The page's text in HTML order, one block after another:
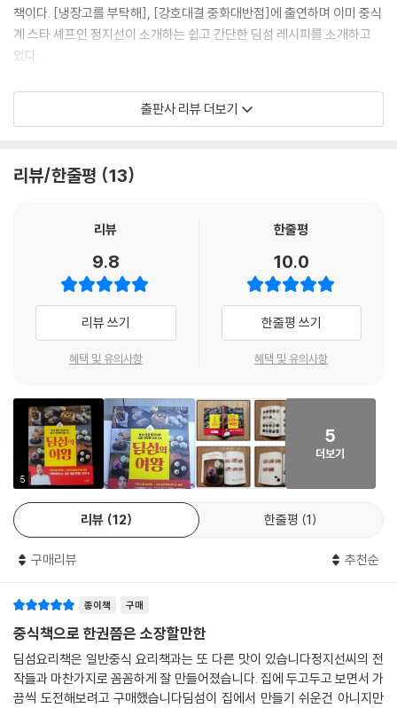
버섯 샤오마이
찹쌀 샤오마이
찹쌀 튀김
삼각 춘권
사자머리
Story of Dimsum 03 딤섬에 중국을 담다
PART 05 다양한 딤섬
쌀가루 전병
러우위
수정떡
조염 옥수수
바나나 튀김
호박떡
단호박 코코넛 지짐
파전병
찹쌀 대추
소고기 진주 완자
Story of Dimsum 04 맛있는 딤섬을 먹다
책이다. [냉장고를 부탁해], [강호대결 중화대반점]에 출연하며 이미 중식
계 스타 셰프인 정지선이 소개하는 쉽고 간단한 딤섬 레시피를 소개하고
있다.
이 책은 중국 전통 유학파로, 자기 요리 세계를 펼치며 많은 사람의 눈과 혀
를 사로잡은 정지선 셰프가 소개하는 딤섬의 화려하고 다양한 맛의 세계를
도 딤섬이라는 사실이 놀라울뿐더러 중국요리의 화려하고 다채로움을 고
재료와 환경에 맞게 재해석하여 한국형 딤섬을 완성하고, 쉽고 간단하게
따라 할 수 있도록 구성하였다. 우리가 그동안 경험했던 중국요리의 또 다
른 세계를 마주하며 무한한 맛의 세계를 느낄 수 있도록 하였다.
딤섬의 여왕, 정지선의
《딤섬의 여왕》은 총 5장으로 구성되었다. 본격적인 딤섬 레시피에 들어가
기 전에 딤섬의 개념과 유래, 딤섬을 위한 재료나 도구, 반죽 등에 대한 자
세한 설명을 담고 있다.
1장은 냉채와 면, 탕 등을 소개하며 딤섬에 대한 선입견을 깨며, 딤섬의 의
미를 다시금 생각하도록 하였다. 2장, 3장은 딤섬 중에서 가장 흔한 형태라
교자, 수정교자를 소개하고 있다. 4장은 샤오마이로 잘 알려진 마이와 딤
하더라도 조리법에 따른 식감과 질감의 차이를 보여주도록 구성하였다. 5
장은 다양한 형태의 딤섬을 소개하며 재미있고 신기한 딤섬을 경험할 수
있게 하였다.
출판사 리뷰 더보기
리뷰/한줄평 13
리뷰
9.8
리뷰 쓰기
혜택 및 유의사항
한줄평
10.0
한줄평 쓰기
혜택 및 유의사항
5
5
더보기
리뷰 12 한줄평 1
구매리뷰 추천순
종이책 구매
중식책으로 한권쯤은 소장할만한
딤섬요리책은 일반중식 요리책과는 또 다른 맛이 있습니다정지선씨의 전
작들과 마찬가지로 꼼꼼하게 잘 만들어졌습니다. 집에 두고두고 보면서 가
끔씩 도전해보려고 구매했습니다딤섬이 집에서 만들기 쉬운건 아니지만